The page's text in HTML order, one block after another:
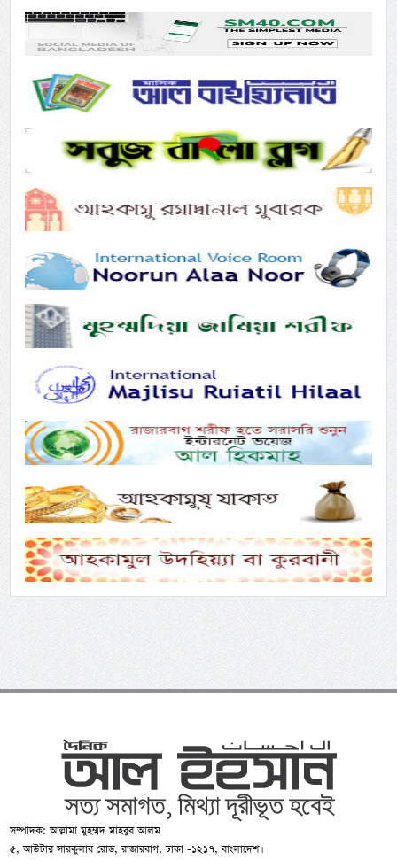
সম্পাদক: আল্লামা মুহম্মদ মাহবুব আলম
৫, আউটার সারকুলার রোড, রাজারবাগ, ঢাকা -১২১৭, বাংলাদেশ।